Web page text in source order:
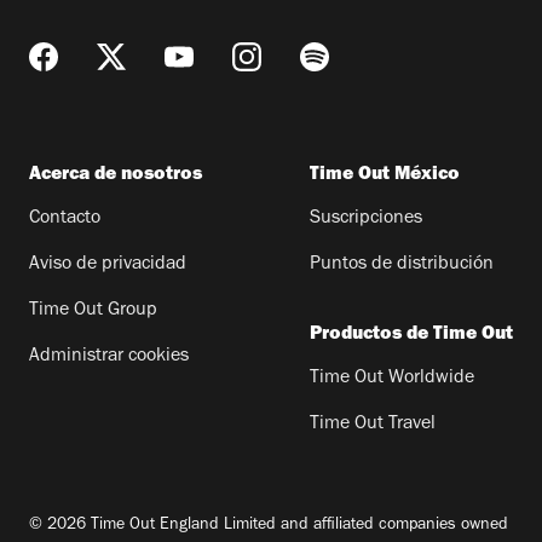
Acerca de nosotros
Contacto
Aviso de privacidad
Time Out Group
Administrar cookies
Time Out México
Suscripciones
Puntos de distribución
Productos de Time Out
Time Out Worldwide
Time Out Travel
© 2026 Time Out England Limited and affiliated companies owned